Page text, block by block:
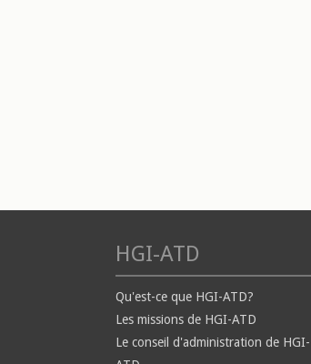
HGI-ATD
Qu'est-ce que HGI-ATD?
Les missions de HGI-ATD
Le conseil d'administration de HGI-